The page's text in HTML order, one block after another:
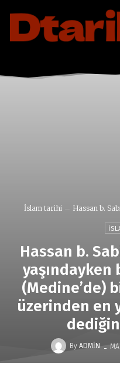
İslam tarihi Hassan b.
Hassan b.
yaşındayken
(Medine’de)
üzerinden en
By ADMIN -